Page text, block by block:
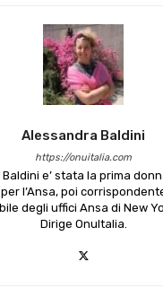
Alessandra Baldini
https://onuitalia.com
e’ stata la prima
l’Ansa, poi
degli uffici Ansa di New
Dirige OnuItalia.